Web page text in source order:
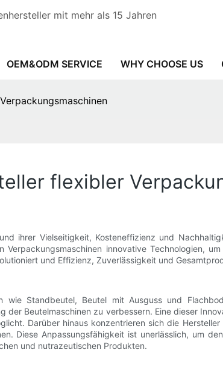
mit mehr als 15 Jahren
OEM&ODM SERVICE WHY CHOOSE US
flexibler
ihrer Vielseitigkeit, Kosteneffizienz und
innovative Technologien,
und Effizienz, Zuverlässigkeit und
Standbeutel, Beutel mit Ausguss und
der Beutelmaschinen zu verbessern. Eine dieser
Darüber hinaus konzentrieren sich die
Diese Anpassungsfähigkeit ist unerlässlich, um
und nutrazeutischen Produkten.